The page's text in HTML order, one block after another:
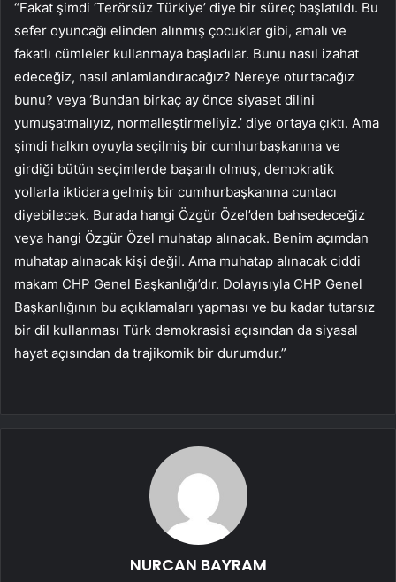
“Fakat şimdi ‘Terörsüz Türkiye’ diye bir süreç başlatıldı. Bu
sefer oyuncağı elinden alınmış çocuklar gibi, amalı ve
fakatlı cümleler kullanmaya başladılar. Bunu nasıl izahat
edeceğiz, nasıl anlamlandıracağız? Nereye oturtacağız
bunu? veya ‘Bundan birkaç ay önce siyaset dilini
yumuşatmalıyız, normalleştirmeliyiz.’ diye ortaya çıktı. Ama
şimdi halkın oyuyla seçilmiş bir cumhurbaşkanına ve
girdiği bütün seçimlerde başarılı olmuş, demokratik
yollarla iktidara gelmiş bir cumhurbaşkanına cuntacı
diyebilecek. Burada hangi Özgür Özel’den bahsedeceğiz
veya hangi Özgür Özel muhatap alınacak. Benim açımdan
muhatap alınacak kişi değil. Ama muhatap alınacak ciddi
makam CHP Genel Başkanlığı’dır. Dolayısıyla CHP Genel
Başkanlığının bu açıklamaları yapması ve bu kadar tutarsız
bir dil kullanması Türk demokrasisi açısından da siyasal
hayat açısından da trajikomik bir durumdur.”
NURCAN BAYRAM